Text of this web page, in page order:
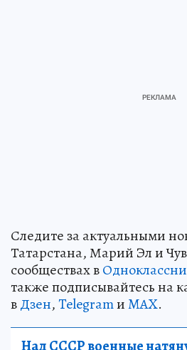
Следите за актуальными
Татарстана, Марий Эл и
сообществах в
также подписывайтесь на
вДзен,TelegramиMAX.
Над СССР военные